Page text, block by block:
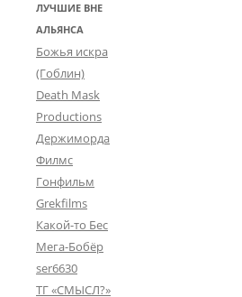
ЛУЧШИЕ ВНЕ
АЛЬЯНСА
Божья искра
(Гоблин)
Death Mask
Productions
Держиморда
Филмс
Гонфильм
Grekfilms
Какой-то Бес
Мега-Бобёр
ser6630
ТГ «СМЫСЛ?»